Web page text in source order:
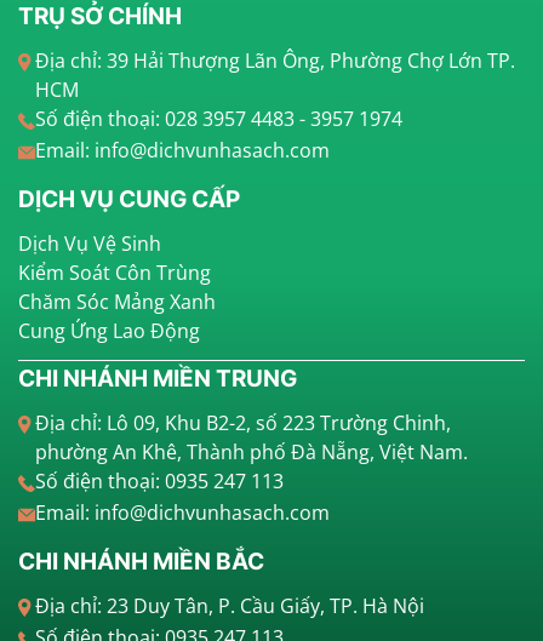
TRỤ SỞ CHÍNH
Địa chỉ: 39 Hải Thượng Lãn Ông, Phường Chợ Lớn TP.
HCM
Số điện thoại: 028 3957 4483 - 3957 1974
Email: info@dichvunhasach.com
DỊCH VỤ CUNG CẤP
Dịch Vụ Vệ Sinh
Kiểm Soát Côn Trùng
Chăm Sóc Mảng Xanh
Cung Ứng Lao Động
CHI NHÁNH MIỀN TRUNG
Địa chỉ: Lô 09, Khu B2-2, số 223 Trường Chinh,
phường An Khê, Thành phố Đà Nẵng, Việt Nam.
Số điện thoại: 0935 247 113
Email: info@dichvunhasach.com
CHI NHÁNH MIỀN BẮC
Địa chỉ: 23 Duy Tân, P. Cầu Giấy, TP. Hà Nội